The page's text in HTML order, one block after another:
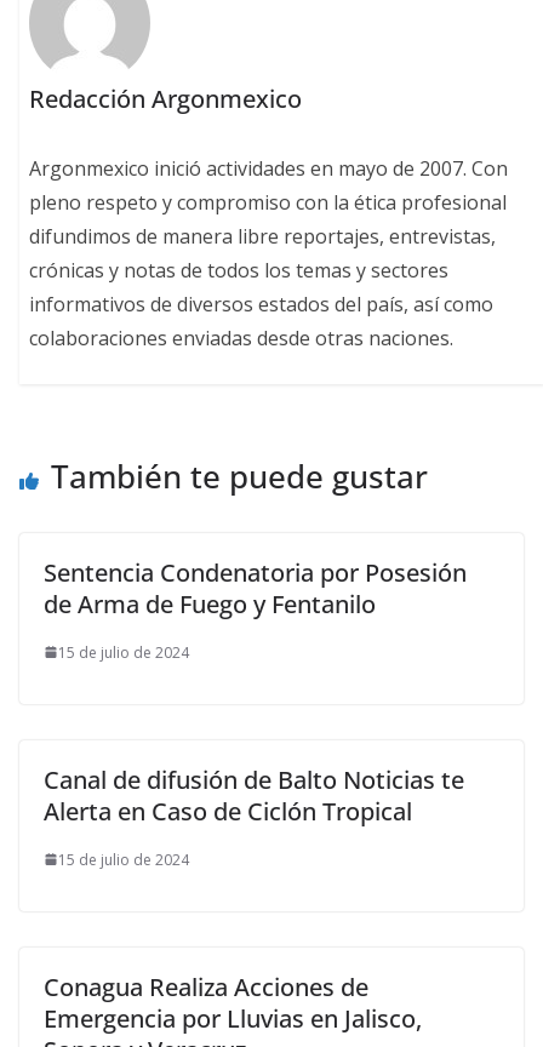
Redacción Argonmexico
Argonmexico inició actividades en mayo de 2007. Con
pleno respeto y compromiso con la ética profesional
difundimos de manera libre reportajes, entrevistas,
crónicas y notas de todos los temas y sectores
informativos de diversos estados del país, así como
colaboraciones enviadas desde otras naciones.
También te puede gustar
Sentencia Condenatoria por Posesión
de Arma de Fuego y Fentanilo
15 de julio de 2024
Canal de difusión de Balto Noticias te
Alerta en Caso de Ciclón Tropical
15 de julio de 2024
Conagua Realiza Acciones de
Emergencia por Lluvias en Jalisco,